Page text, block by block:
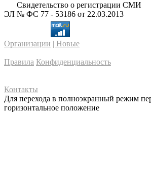
Свидетельство о регистрации СМИ
ЭЛ № ФС 77 - 53186 от 22.03.2013
Организации | Новые
Правила Конфиденциальность
Контакты
Для перехода в полноэкранный режим
горизонтальное положение